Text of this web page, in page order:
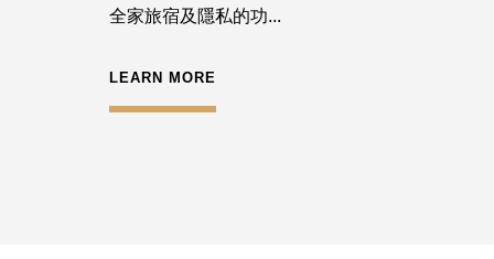
全家旅宿及隱私的功...
LEARN MORE